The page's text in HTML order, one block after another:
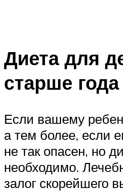
Диета для
старше года
Если вашему
а тем более, если
не так опасен, но
необходимо.
залог скорейшего